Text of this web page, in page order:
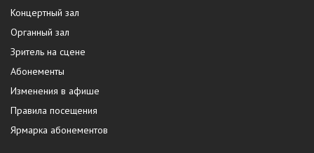
Концертный зал
Органный зал
Зритель на сцене
Абонементы
Изменения в афише
Правила посещения
Ярмарка абонементов